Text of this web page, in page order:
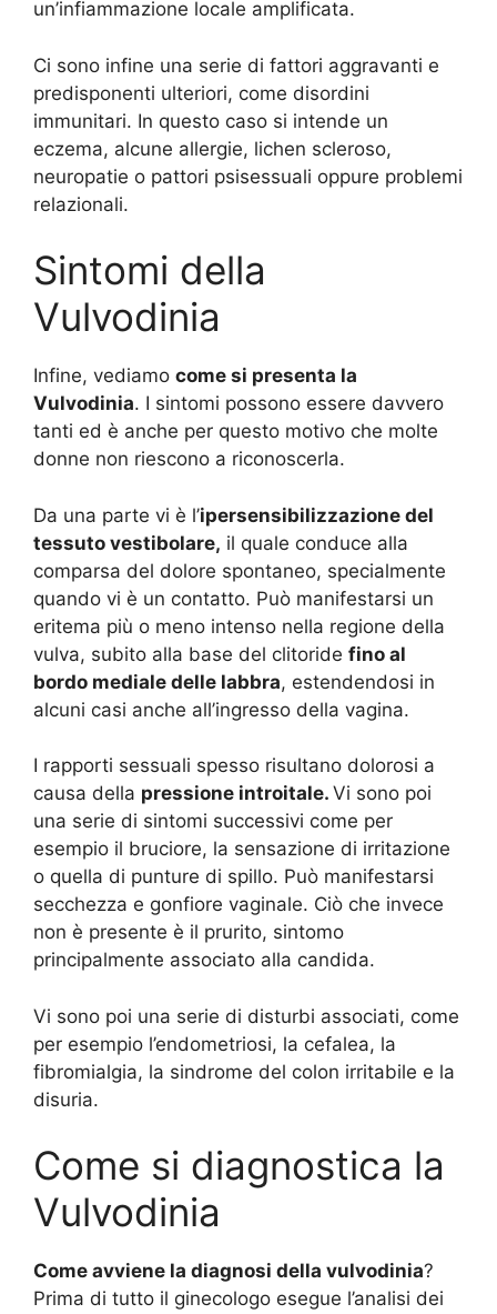
un’infiammazione locale amplificata.
Ci sono infine una serie di fattori aggravanti e
predisponenti ulteriori, come disordini
immunitari. In questo caso si intende un
eczema, alcune allergie, lichen scleroso,
neuropatie o pattori psisessuali oppure problemi
relazionali.
Sintomi della
Vulvodinia
Infine, vediamo come si presenta la
Vulvodinia. I sintomi possono essere davvero
tanti ed è anche per questo motivo che molte
donne non riescono a riconoscerla.
Da una parte vi è l’ipersensibilizzazione del
tessuto vestibolare, il quale conduce alla
comparsa del dolore spontaneo, specialmente
quando vi è un contatto. Può manifestarsi un
eritema più o meno intenso nella regione della
vulva, subito alla base del clitoride fino al
bordo mediale delle labbra, estendendosi in
alcuni casi anche all’ingresso della vagina.
I rapporti sessuali spesso risultano dolorosi a
causa della pressione introitale. Vi sono poi
una serie di sintomi successivi come per
esempio il bruciore, la sensazione di irritazione
o quella di punture di spillo. Può manifestarsi
secchezza e gonfiore vaginale. Ciò che invece
non è presente è il prurito, sintomo
principalmente associato alla candida.
Vi sono poi una serie di disturbi associati, come
per esempio l’endometriosi, la cefalea, la
fibromialgia, la sindrome del colon irritabile e la
disuria.
Come si diagnostica la
Vulvodinia
Come avviene la diagnosi della vulvodinia?
Prima di tutto il ginecologo esegue l’analisi dei